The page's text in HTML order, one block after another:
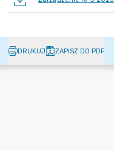
DRUKUJ ZAPISZ DO PDF